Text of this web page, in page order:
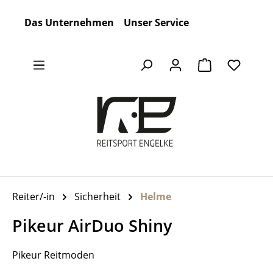
Das Unternehmen Unser Service
Warenkorb
Reiter/-in Sicherheit Helme
Pikeur AirDuo Shiny
Pikeur Reitmoden